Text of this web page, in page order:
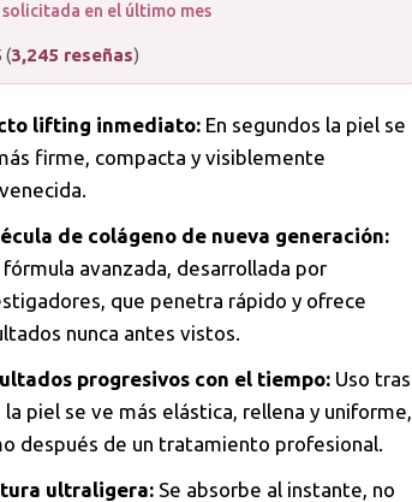
solicitada en el último mes
(3,245 reseñas)
lifting inmediato: En segundos la piel se
firme, compacta y visiblemente
de colágeno de nueva generación:
fórmula avanzada, desarrollada por
que penetra rápido y ofrece
nunca antes vistos.
progresivos con el tiempo: Uso tras
la piel se ve más elástica, rellena y uniforme,
después de un tratamiento profesional.
ultraligera: Se absorbe al instante, no